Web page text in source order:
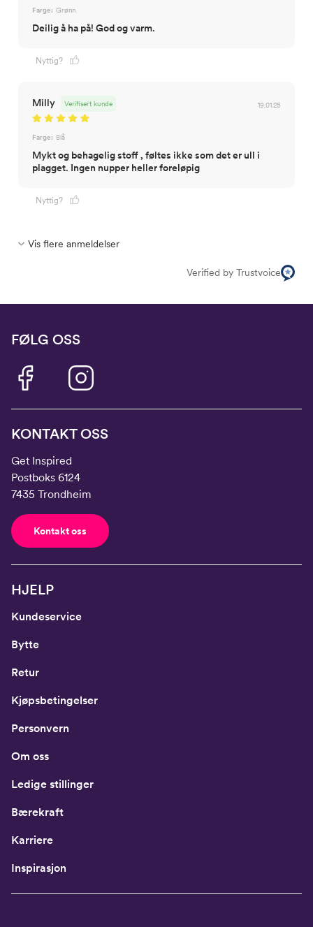
Farge: Grønn
Deilig å ha på! God og varm.
Nyttig?
Milly 19.01.25
Verifisert kunde
Farge: Blå
Mykt og behagelig stoff , føltes ikke som det er ull i
plagget. Ingen nupper heller foreløpig
Nyttig?
Vis flere anmeldelser
Verified by Trustvoice
FØLG OSS
KONTAKT OSS
Get Inspired
Postboks 6124
7435 Trondheim
Kontakt oss
HJELP
Kundeservice
Bytte
Retur
Kjøpsbetingelser
Personvern
Om oss
Ledige stillinger
Bærekraft
Karriere
Inspirasjon